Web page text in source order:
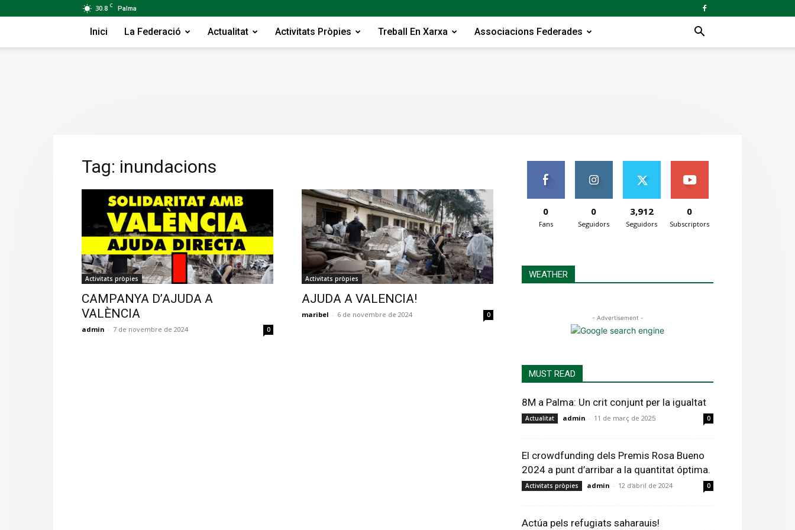
30.8 C Palma
Inici La Federació Actualitat Activitats Pròpies Treball En Xarxa Associacions Federades
Tag: inundacions
Activitats pròpies
CAMPANYA D’AJUDA A
VALÈNCIA
admin - 7 de novembre de 2024 0
Activitats pròpies
AJUDA A VALENCIA!
maribel - 6 de novembre de 2024 0
0
Fans
0
Seguidors
3,912
Seguidors
0
Subscriptors
WEATHER
- Advertisement -
MUST READ
8M a Palma: Un crit conjunt per la igualtat
Actualitat admin - 11 de març de 2025 0
El crowdfunding dels Premis Rosa Bueno
2024 a punt d’arribar a la quantitat óptima.
Activitats pròpies admin - 12 d'abril de 2024 0
Actúa pels refugiats saharauis!